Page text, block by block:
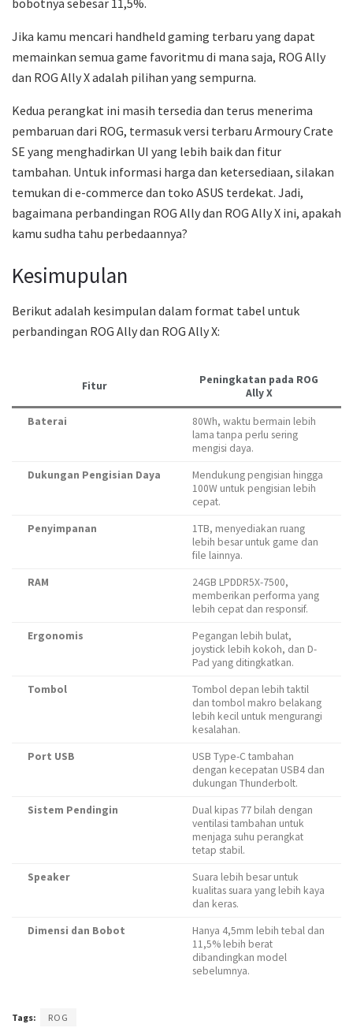
Jika kamu mencari handheld gaming terbaru yang dapat
memainkan semua game favoritmu di mana saja, ROG Ally
dan ROG Ally X adalah pilihan yang sempurna.
Kedua perangkat ini masih tersedia dan terus menerima
pembaruan dari ROG, termasuk versi terbaru Armoury Crate
SE yang menghadirkan UI yang lebih baik dan fitur
tambahan. Untuk informasi harga dan ketersediaan, silakan
temukan di e-commerce dan toko ASUS terdekat. Jadi,
bagaimana perbandingan ROG Ally dan ROG Ally X ini, apakah
kamu sudha tahu perbedaannya?
Kesimupulan
Berikut adalah kesimpulan dalam format tabel untuk
perbandingan ROG Ally dan ROG Ally X:
Fitur
Peningkatan pada ROG
Ally X
Baterai
80Wh, waktu bermain lebih
lama tanpa perlu sering
mengisi daya.
Dukungan Pengisian Daya
Mendukung pengisian hingga
100W untuk pengisian lebih
cepat.
Penyimpanan
1TB, menyediakan ruang
lebih besar untuk game dan
file lainnya.
RAM
24GB LPDDR5X-7500,
memberikan performa yang
lebih cepat dan responsif.
Ergonomis
Pegangan lebih bulat,
joystick lebih kokoh, dan D-
Pad yang ditingkatkan.
Tombol
Tombol depan lebih taktil
dan tombol makro belakang
lebih kecil untuk mengurangi
kesalahan.
Port USB
USB Type-C tambahan
dengan kecepatan USB4 dan
dukungan Thunderbolt.
Sistem Pendingin
Dual kipas 77 bilah dengan
ventilasi tambahan untuk
menjaga suhu perangkat
tetap stabil.
Speaker
Suara lebih besar untuk
kualitas suara yang lebih kaya
dan keras.
Dimensi dan Bobot
Hanya 4,5mm lebih tebal dan
11,5% lebih berat
dibandingkan model
sebelumnya.
Tags: ROG